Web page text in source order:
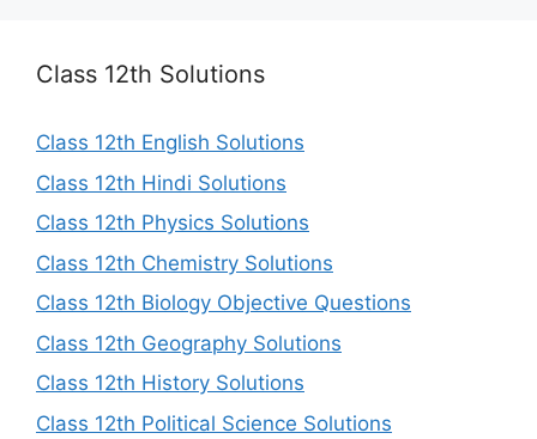
Class 12th Solutions
Class 12th English Solutions
Class 12th Hindi Solutions
Class 12th Physics Solutions
Class 12th Chemistry Solutions
Class 12th Biology Objective Questions
Class 12th Geography Solutions
Class 12th History Solutions
Class 12th Political Science Solutions